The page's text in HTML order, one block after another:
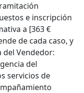
e inscripción
a [363 €
de cada caso, y
Vendedor:
del
servicios de